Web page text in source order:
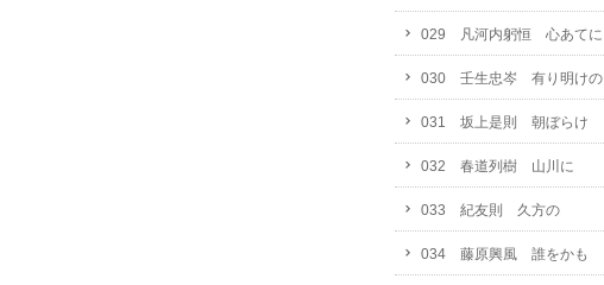
029 凡河内躬恒 心あてに
030 壬生忠岑 有り明けの
031 坂上是則 朝ぼらけ
032 春道列樹 山川に
033 紀友則 久方の
034 藤原興風 誰をかも